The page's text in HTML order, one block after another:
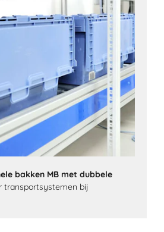
bakken MB met dubbele
transportsystemen bij